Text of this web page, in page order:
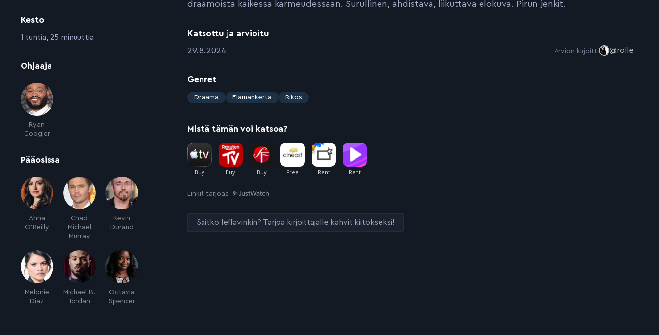
Kesto
:1 tuntia, 25 minuuttia
Ohjaaja
Ryan
Coogler
Pääosissa
Ahna
O'Reilly
Chad
Michael
Murray
Kevin
Durand
Melonie
Diaz
Michael B.
Jordan
Octavia
Spencer
draamoista kaikessa karmeudessaan. Surullinen, ahdistava, liikuttava elokuva. Pirun jenkit.
Katsottu ja arvioitu
:29.8.2024 Arvion kirjoitti @rolle
Genret
:
Draama Elämänkerta Rikos
Mistä tämän voi katsoa?
Linkit tarjoaa
Saitko leffavinkin? Tarjoa kirjoittajalle kahvit kiitokseksi!